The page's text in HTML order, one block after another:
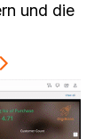
und die